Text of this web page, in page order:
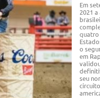
Em
2021
quatro
o
em
seu
circuito